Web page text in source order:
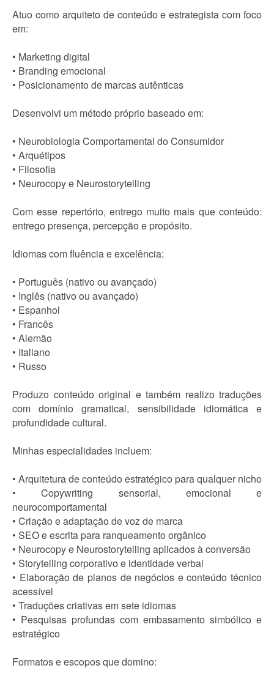
Atuo como arquiteto de conteúdo e estrategista com foco
em:
• Marketing digital
• Branding emocional
• Posicionamento de marcas autênticas
Desenvolvi um método próprio baseado em:
• Neurobiologia Comportamental do Consumidor
• Arquétipos
• Filosofia
• Neurocopy e Neurostorytelling
Com esse repertório, entrego muito mais que conteúdo:
entrego presença, percepção e propósito.
Idiomas com fluência e excelência:
• Português (nativo ou avançado)
• Inglês (nativo ou avançado)
• Espanhol
• Francês
• Alemão
• Italiano
• Russo
Produzo conteúdo original e também realizo traduções
com domínio gramatical, sensibilidade idiomática e
profundidade cultural.
Minhas especialidades incluem:
• Arquitetura de conteúdo estratégico para qualquer nicho
• Copywriting sensorial, emocional e
neurocomportamental
• Criação e adaptação de voz de marca
• SEO e escrita para ranqueamento orgânico
• Neurocopy e Neurostorytelling aplicados à conversão
• Storytelling corporativo e identidade verbal
• Elaboração de planos de negócios e conteúdo técnico
acessível
• Traduções criativas em sete idiomas
• Pesquisas profundas com embasamento simbólico e
estratégico
Formatos e escopos que domino: